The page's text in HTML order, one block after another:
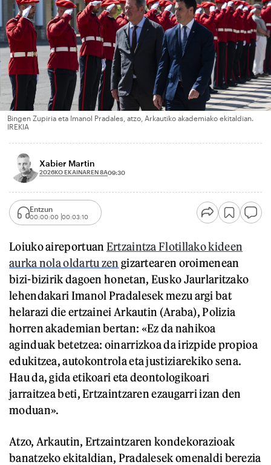
Bingen Zupiria eta Imanol Pradales, atzo, Arkautiko akademiako ekitaldian.
IREKIA
Xabier Martin
2026KO EKAINAREN 8A09:30
Entzun
00:00:00 00:03:10
Loiuko aireportuan Ertzaintza Flotillako kideen
aurka nola oldartu zen gizartearen oroimenean
bizi-bizirik dagoen honetan, Eusko Jaurlaritzako
lehendakari Imanol Pradalesek mezu argi bat
helarazi die ertzainei Arkautin (Araba), Polizia
horren akademian bertan: «Ez da nahikoa
aginduak betetzea: oinarrizkoa da irizpide propioa
edukitzea, autokontrola eta justiziarekiko sena.
Hau da, gida etikoari eta deontologikoari
jarraitzea beti, Ertzaintzaren ezaugarri izan den
moduan».
Atzo, Arkautin, Ertzaintzaren kondekorazioak
banatzeko ekitaldian, Pradalesek omenaldi berezia